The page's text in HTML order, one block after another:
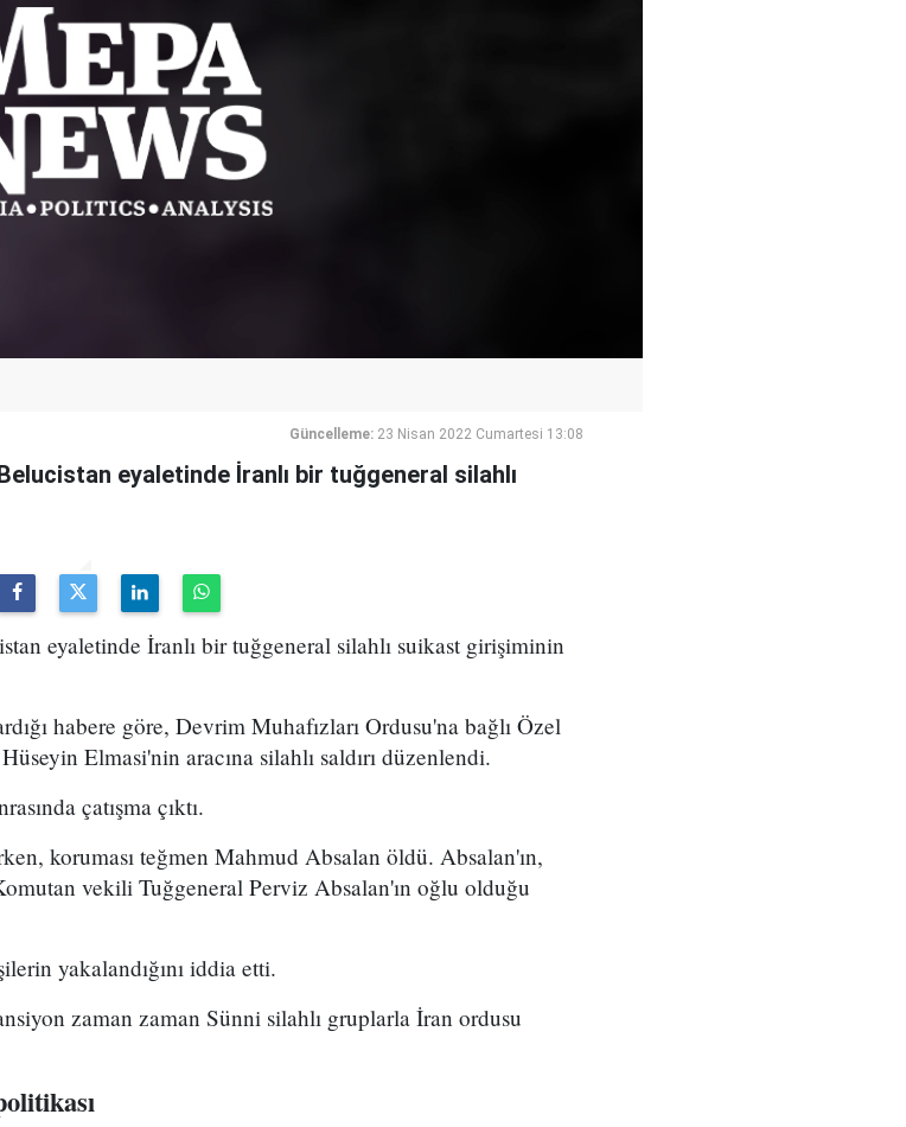
Güncelleme: 23 Nisan 2022 Cumartesi 13:08
eyaletinde İranlı bir tuğgeneral silahlı
eyaletinde İranlı bir tuğgeneral silahlı suikast girişiminin
habere göre, Devrim Muhafızları Ordusu'na bağlı Özel
Elmasi'nin aracına silahlı saldırı düzenlendi.
çatışma çıktı.
koruması teğmen Mahmud Absalan öldü. Absalan'ın,
vekili Tuğgeneral Perviz Absalan'ın oğlu olduğu
yakalandığını iddia etti.
zaman zaman Sünni silahlı gruplarla İran ordusu